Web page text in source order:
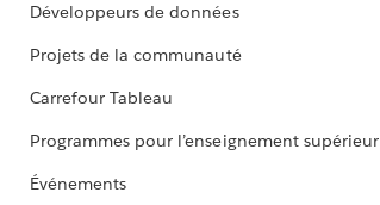
Développeurs de données
Projets de la communauté
Carrefour Tableau
Programmes pour l’enseignement supérieur
Événements